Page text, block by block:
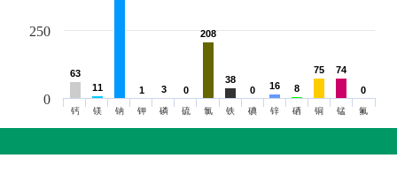
63
63
11
11 1
1 3
3 0
0
208
208
38
38
0
0 16
16 8
8
75
75 74
74
0
0
钙 镁 钠 钾 磷 硫 氯 铁 碘 锌 硒 铜 锰 氟
0
250